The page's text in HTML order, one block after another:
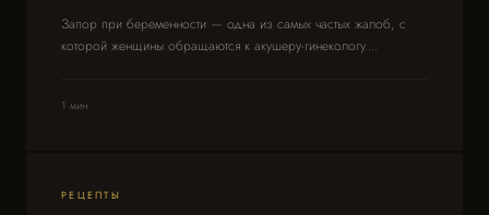
Запор при беременности — одна из самых частых жалоб, с
которой женщины обращаются к акушеру-гинекологу....
1 мин
РЕЦЕПТЫ